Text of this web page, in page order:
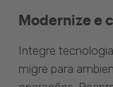
Modernize e
Integre
migre para